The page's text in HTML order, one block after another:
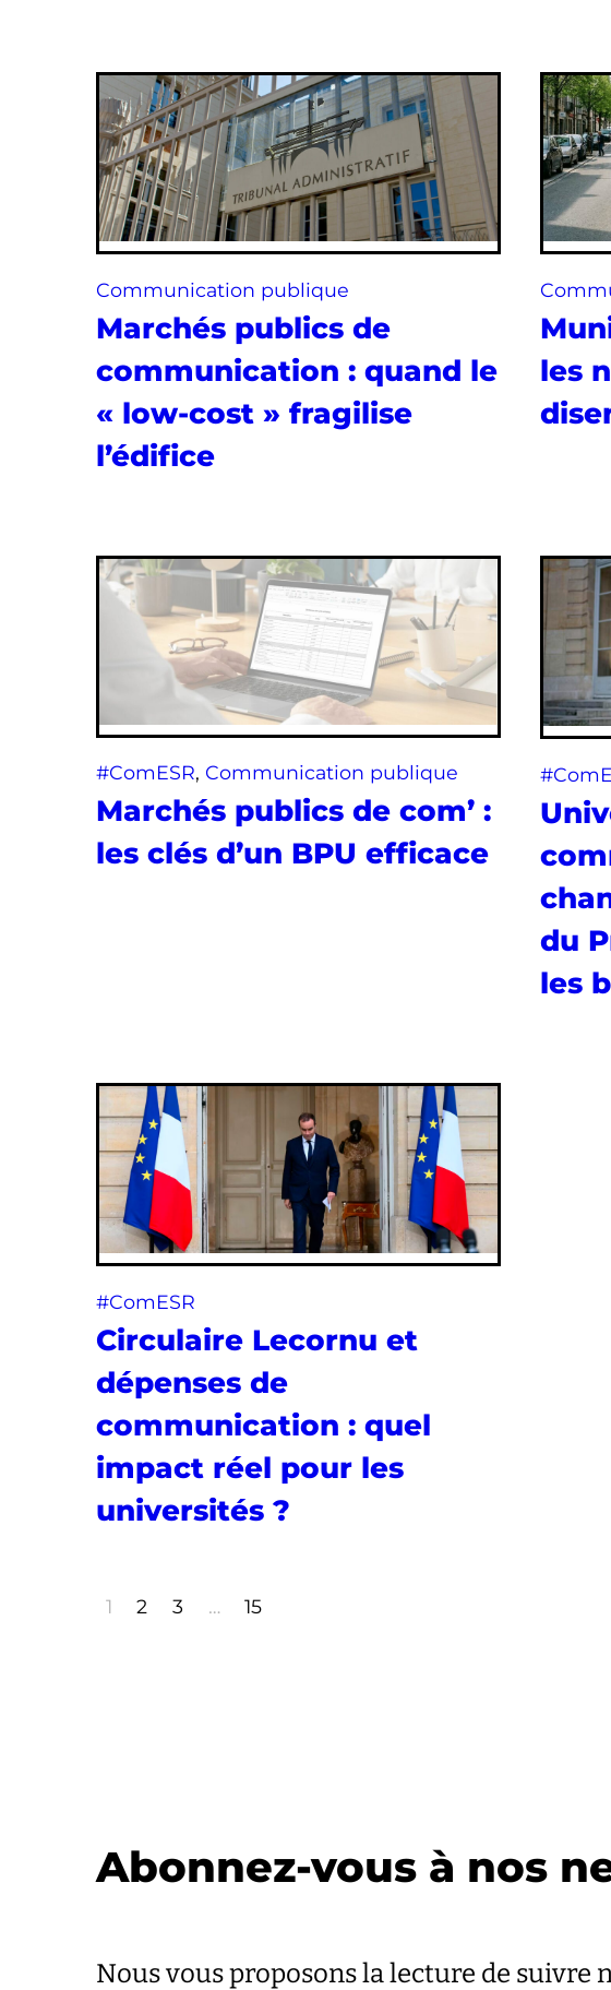
Communication publique
Marchés publics de
communication : quand le
« low-cost » fragilise
l’édifice
les
#ComESR, Communication publique
Marchés publics de com’ :
les clés d’un BPU efficace
du
les
#ComESR
Circulaire Lecornu et
dépenses de
communication : quel
impact réel pour les
universités ?
1 2 3 … 15
Abonnez-vous à nos
Nous vous proposons la lecture de suivre